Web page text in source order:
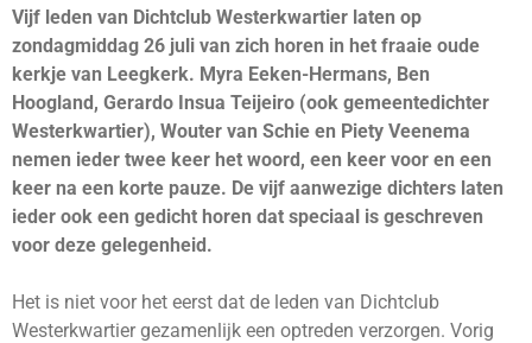
Vijf leden van Dichtclub Westerkwartier laten op
zondagmiddag 26 juli van zich horen in het fraaie oude
kerkje van Leegkerk. Myra Eeken-Hermans, Ben
Hoogland, Gerardo Insua Teijeiro (ook gemeentedichter
Westerkwartier), Wouter van Schie en Piety Veenema
nemen ieder twee keer het woord, een keer voor en een
keer na een korte pauze. De vijf aanwezige dichters laten
ieder ook een gedicht horen dat speciaal is geschreven
voor deze gelegenheid.
Het is niet voor het eerst dat de leden van Dichtclub
Westerkwartier gezamenlijk een optreden verzorgen. Vorig